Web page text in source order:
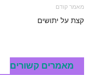
מאמר קודם
קצת על יתושים
מאמרים קשורים